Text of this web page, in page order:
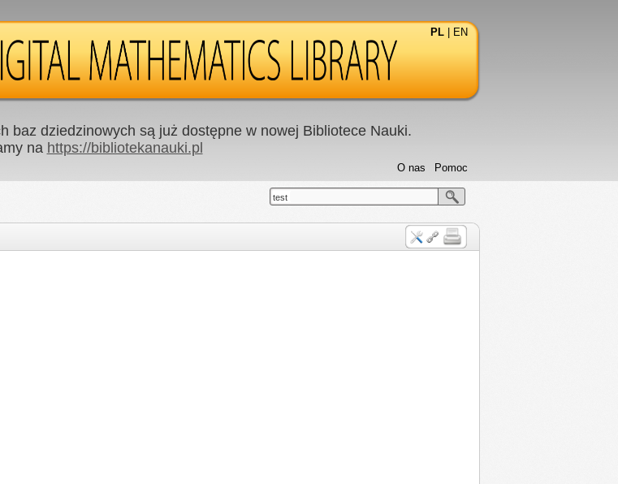
PL EN
baz dziedzinowych są już dostępne w nowej Bibliotece Nauki.
na https://bibliotekanauki.pl
Pomoc
O nas
test